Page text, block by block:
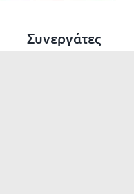
Συνεργάτες